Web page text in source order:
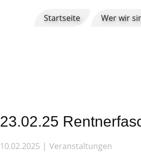
Startseite Wer wir
23.02.25
10.02.2025 Veranstaltungen